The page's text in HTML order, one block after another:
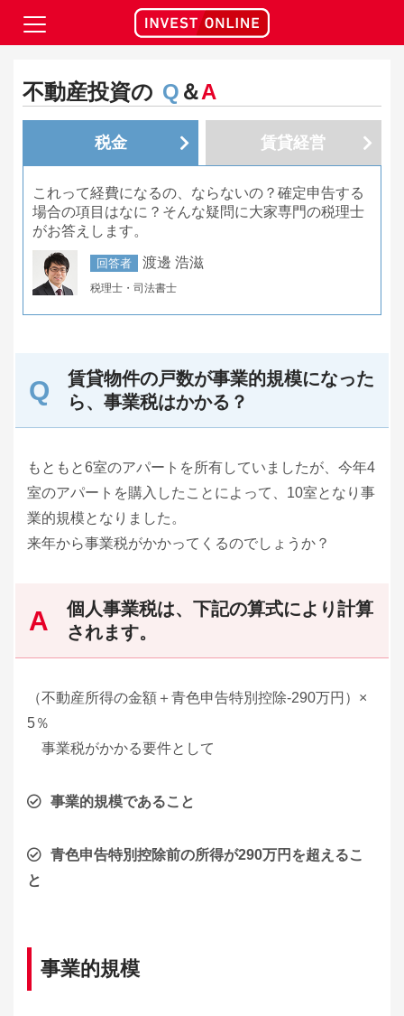
不動産投資の Q ＆A
税金 賃貸経営
これって経費になるの、ならないの？確定申告する
場合の項目はなに？そんな疑問に大家専門の税理士
がお答えします。
回答者 渡邊 浩滋
税理士・司法書士
賃貸物件の戸数が事業的規模になった
ら、事業税はかかる？
もともと6室のアパートを所有していましたが、今年4
室のアパートを購入したことによって、10室となり事
業的規模となりました。
来年から事業税がかかってくるのでしょうか？
個人事業税は、下記の算式により計算
されます。
（不動産所得の金額＋青色申告特別控除-290万円）×
5％
事業税がかかる要件として
事業的規模であること
青色申告特別控除前の所得が290万円を超えるこ
と
事業的規模